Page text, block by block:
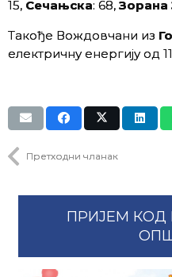
15, Сечањска: 68, Зорана
Такође Вождовчани из
електричну енергију од
Претходни чланак
ПРИЈЕМ